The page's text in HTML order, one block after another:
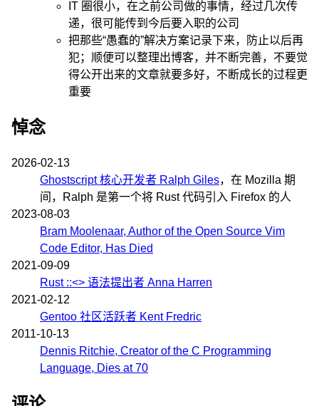
IT 圈很小，在之前公司做的事情，经过几次传
递，很可能传到今后要入职的公司
把那些“愚蠢的”解决方案记录下来，防止以后再
犯；顺便可以整理出博客，并不断完善，不要觉
得公开出来的文章就要多好，不断成长的过程更
重要
悼念
2026-02-13
Ghostscript 核心开发者 Ralph Giles，在 Mozilla 期
间，Ralph 是第一个将 Rust 代码引入 Firefox 的人
2023-08-03
Bram Moolenaar, Author of the Open Source Vim
Code Editor, Has Died
2021-09-09
Rust ::<> 语法提出者 Anna Harren
2021-02-12
Gentoo 社区活跃者 Kent Fredric
2011-10-13
Dennis Ritchie, Creator of the C Programming
Language, Dies at 70